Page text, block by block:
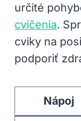
určité
cvičenia.
cviky na
podporiť
Nápoj